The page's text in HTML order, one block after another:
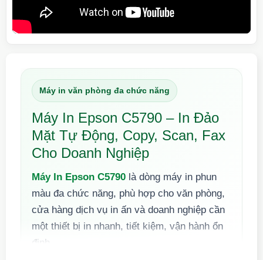
Máy in văn phòng đa chức năng
Máy In Epson C5790 – In Đảo
Mặt Tự Động, Copy, Scan, Fax
Cho Doanh Nghiệp
Máy In Epson C5790 là dòng máy in phun
màu đa chức năng, phù hợp cho văn phòng,
cửa hàng dịch vụ in ấn và doanh nghiệp cần
một thiết bị in nhanh, tiết kiệm, vận hành ổn
định.